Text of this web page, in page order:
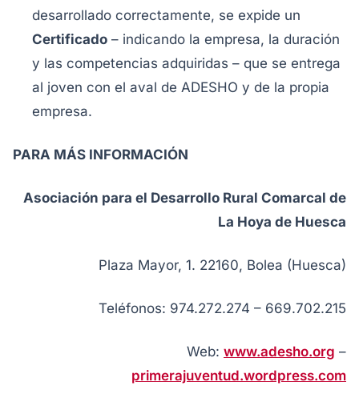
desarrollado correctamente, se expide un
Certificado – indicando la empresa, la duración
y las competencias adquiridas – que se entrega
al joven con el aval de ADESHO y de la propia
empresa.
PARA MÁS INFORMACIÓN
Asociación para el Desarrollo Rural Comarcal de
La Hoya de Huesca
Plaza Mayor, 1. 22160, Bolea (Huesca)
Teléfonos: 974.272.274 – 669.702.215
Web: www.adesho.org –
primerajuventud.wordpress.com